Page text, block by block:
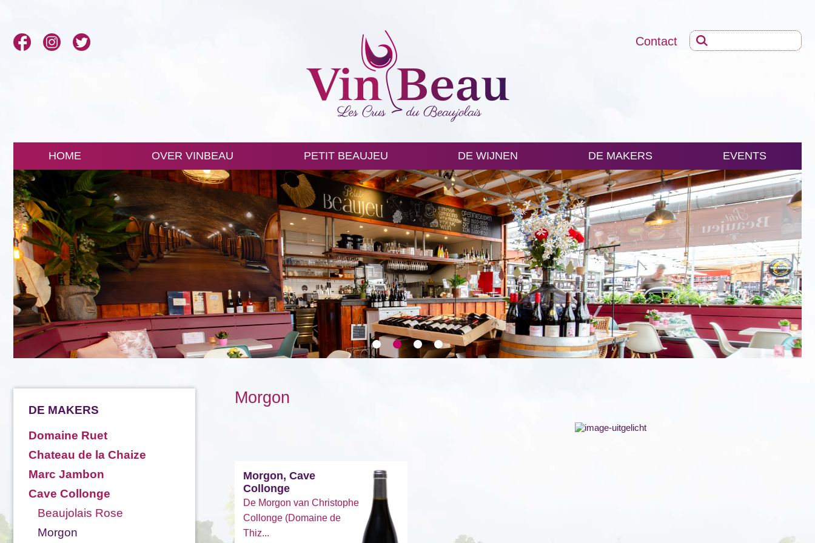
Contact
HOME OVER VINBEAU PETIT BEAUJEU DE WIJNEN DE MAKERS EVENTS
DE MAKERS
Domaine Ruet
Chateau de la Chaize
Marc Jambon
Cave Collonge
Beaujolais Rose
Morgon
Morgon
Morgon, Cave
Collonge
De Morgon van Christophe
Collonge (Domaine de
Thiz...